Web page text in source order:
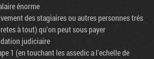
énorme
des stagiaires ou autres personnes trés
à tout) qu'on peut sous payer
judiciaire
1 (en touchant les assedic a l'echelle de